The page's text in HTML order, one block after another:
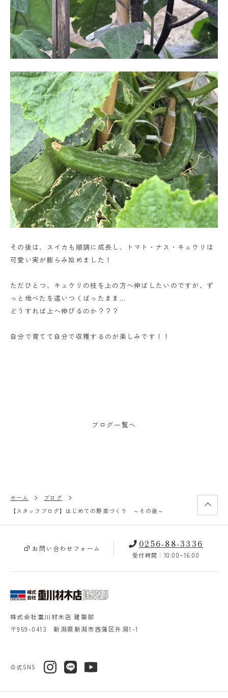
その後は、スイカも順調に成長し、トマト・ナス・キュウリは
可愛い実が膨らみ始めました！
ただひとつ、キュウリの枝を上の方へ伸ばしたいのですが、ず
っと地べたを這いつくばったまま…
どうすれば上へ伸びるのか？？？
自分で育てて自分で収穫するのが楽しみです！！
ブログ一覧へ
ホーム
ブログ
【スタッフブログ】はじめての野菜づくり ～その後～
公式SNS
株式会社重川材木店 建築部
〒959-0413 新潟県新潟市西蒲区升潟1-1
お問い合わせフォーム 0256-88-3336
受付時間：10:00~16:00